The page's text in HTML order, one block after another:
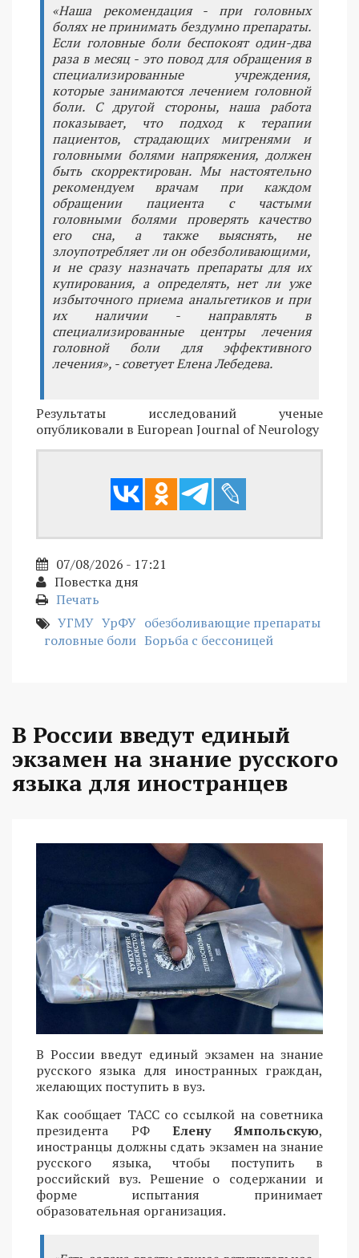
«Наша рекомендация - при головных
болях не принимать бездумно препараты.
Если головные боли беспокоят один-два
раза в месяц - это повод для обращения в
специализированные учреждения,
которые занимаются лечением головной
боли. С другой стороны, наша работа
показывает, что подход к терапии
пациентов, страдающих мигренями и
головными болями напряжения, должен
быть скорректирован. Мы настоятельно
рекомендуем врачам при каждом
обращении пациента с частыми
головными болями проверять качество
его сна, а также выяснять, не
злоупотребляет ли он обезболивающими,
и не сразу назначать препараты для их
купирования, а определять, нет ли уже
избыточного приема анальгетиков и при
их наличии - направлять в
специализированные центры лечения
головной боли для эффективного
лечения», - советует Елена Лебедева.
Результаты исследований ученые
опубликовали в European Journal of Neurology
07/08/2026 - 17:21
Повестка дня
Печать
УГМУ УрФУ обезболивающие препараты
головные боли Борьба с бессоницей
В России введут единый
экзамен на знание русского
языка для иностранцев
В России введут единый экзамен на знание
русского языка для иностранных граждан,
желающих поступить в вуз.
Как сообщает ТАСС со ссылкой на советника
президента РФЕлену Ямпольскую,
иностранцы должны сдать экзамен на знание
русского языка, чтобы поступить в
российский вуз. Решение о содержании и
форме испытания принимает
образовательная организация.